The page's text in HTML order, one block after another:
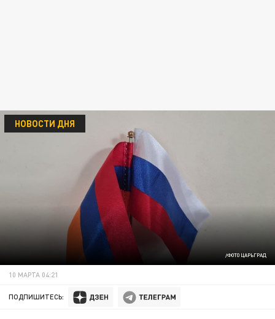
/ФОТО ЦАРЬГРАД
НОВОСТИ ДНЯ
10 МАРТА 04:21
ПОДПИШИТЕСЬ: